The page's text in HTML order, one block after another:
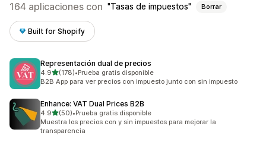
164 aplicaciones con Tasas de impuestos Borrar
Built for Shopify
Representación dual de precios
4.9de 5 estrellas
(178)
178 reseñas en total
•Prueba gratis disponible
B2B App para ver precios con impuesto junto con sin impuesto
Enhance: VAT Dual Prices B2B
4.9de 5 estrellas
(50)
50 reseñas en total
•Prueba gratis disponible
Muestra los precios con y sin impuestos para mejorar la
transparencia